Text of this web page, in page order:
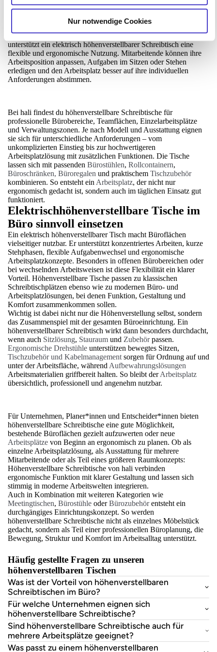
Nur notwendige Cookies
moderne Büroarbeitsplätze. Sie ermöglichen den Wechsel
zwischen Sitzen und Stehen und bringen dadurch mehr
Bewegung in den Arbeitsalltag. Gerade in Unternehmen, in
denen viele Stunden am Arbeitsplatz verbracht werden,
unterstützt ein elektrisch höhenverstellbarer Schreibtisch eine
flexible und ergonomische Nutzung. Mitarbeitende können ihre
Arbeitsposition anpassen, Aufgaben im Sitzen oder Stehen
erledigen und den Arbeitsplatz besser auf ihre individuellen
Anforderungen abstimmen.
Bei hali findest du höhenverstellbare Schreibtische für
professionelle Bürobereiche, Teamflächen, Einzelarbeitsplätze
und Verwaltungszonen. Je nach Modell und Ausstattung eignen
sie sich für unterschiedliche Anforderungen – vom
unkomplizierten Einstieg bis zur hochwertigeren
Arbeitsplatzlösung mit zusätzlichen Funktionen. Die Tische
lassen sich mit passenden Bürostühlen, Rollcontainern,
Büroschränken, Büroregalen und praktischem Tischzubehör
kombinieren. So entsteht ein Arbeitsplatz, der nicht nur
ergonomisch gedacht ist, sondern auch im täglichen Einsatz gut
funktioniert.
Elektrischhöhenverstellbare Tische im
Büro sinnvoll einsetzen
Ein elektrisch höhenverstellbarer Tisch macht Büroflächen
vielseitiger nutzbar. Er unterstützt konzentriertes Arbeiten, kurze
Stehphasen, flexible Aufgabenwechsel und ergonomische
Arbeitsplatzkonzepte. Besonders in offenen Bürobereichen oder
bei wechselnden Arbeitsweisen ist diese Flexibilität ein klarer
Vorteil. Höhenverstellbare Tische passen zu klassischen
Schreibtischplätzen ebenso wie zu modernen Büro- und
Arbeitsplatzlösungen, bei denen Funktion, Gestaltung und
Komfort zusammenkommen sollen.
Wichtig ist dabei nicht nur die Höhenverstellung selbst, sondern
das Zusammenspiel mit der gesamten Büroeinrichtung. Ein
höhenverstellbarer Schreibtisch wirkt dann besonders durchdacht,
wenn auch Sitzlösung, Stauraum und Zubehörpassen.
Ergonomische Drehstühle unterstützen bewegtes Sitzen,
Tischzubehör und Kabelmanagement sorgen für Ordnung auf und
unter der Arbeitsfläche, während Aufbewahrungslösungen
Arbeitsmaterialien griffbereit halten. So bleibt derArbeitsplatz
übersichtlich, professionell und angenehm nutzbar.
Für Unternehmen, Planer*innen und Entscheider*innen bieten
höhenverstellbare Schreibtische eine gute Möglichkeit,
bestehende Büroflächen gezielt aufzuwerten oder neue
Arbeitsplätze von Beginn an ergonomisch zu planen. Ob als
einzelne Arbeitsplatzlösung, als Ausstattung für mehrere
Mitarbeitende oder als Teil eines größeren Raumkonzepts:
Höhenverstellbare Schreibtische von hali verbinden
ergonomische Funktion mit klarer Gestaltung und lassen sich
stimmig in moderne Arbeitswelten integrieren.
Auch in Kombination mit weiteren Kategorien wie
Meetingtischen, Bürostühle oderBürozubehörentsteht ein
durchgängiges Einrichtungskonzept. So werden
höhenverstellbare Schreibtische nicht als einzelnes Möbelstück
gedacht, sondern als Teil einer professionellen Büroplanung, die
Bewegung, Struktur und Komfort im Arbeitsalltag unterstützt.
Häufig gestellte Fragen zu unseren
höhenverstellbaren Tischen
Was ist der Vorteil von höhenverstellbaren
Schreibtischen im Büro?
Für welche Unternehmen eignen sich
höhenverstellbare Schreibtische?
Sind höhenverstellbare Schreibtische auch für
mehrere Arbeitsplätze geeignet?
Was passt zu einem höhenverstellbaren